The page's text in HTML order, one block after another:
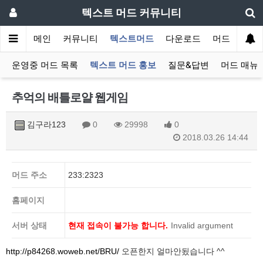
텍스트 머드 커뮤니티
메인 커뮤니티 텍스트머드 다운로드 머드 잡담
운영중 머드 목록 텍스트 머드 홍보 질문&답변 머드 매뉴
추억의 배틀로얄 웹게임
김구라123 0 29998
0
2018.03.26 14:44
머드 주소 233:2323
홈페이지
서버 상태 현재 접속이 불가능 합니다. Invalid argument
http://p84268.woweb.net/BRU/ 오픈한지 얼마안됬습니다 ^^